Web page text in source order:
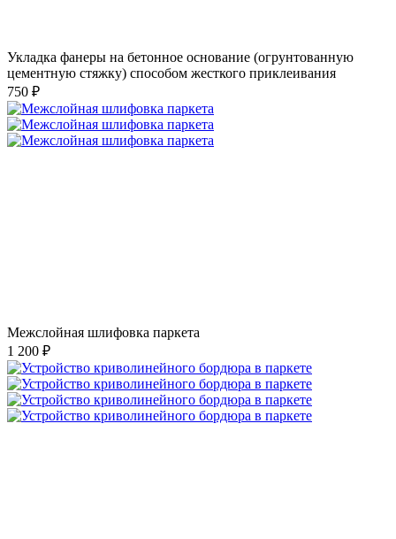
Укладка фанеры на бетонное основание (огрунтованную
цементную стяжку) способом жесткого приклеивания
750 ₽
Межслойная шлифовка паркета
1 200 ₽